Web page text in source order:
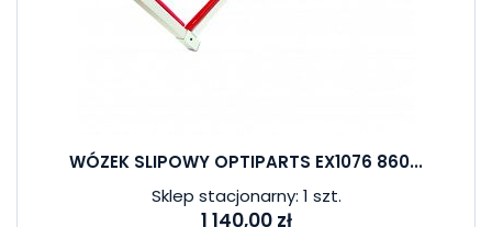
WÓZEK SLIPOWY OPTIPARTS EX1076 860...
Sklep stacjonarny: 1 szt.
1 140,00 zł